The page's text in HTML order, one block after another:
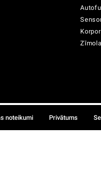
noteikumi Privātums